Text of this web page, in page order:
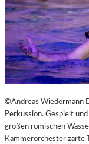
©Andreas Wiedermann
Perkussion. Gespielt
großen römischen
Kammerorchester zarte